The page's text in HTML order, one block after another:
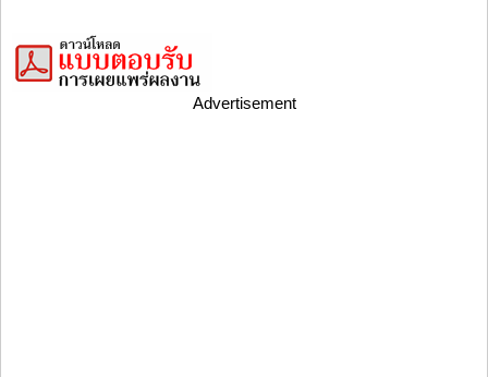
Advertisement